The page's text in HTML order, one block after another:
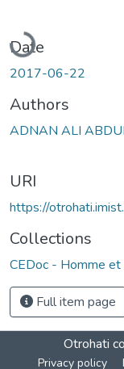
Loading...
Date
2017-06-22
Authors
ADNAN ALI
URI
https://
Collections
CEDoc - Homme
Full item page
Otrohati
Privacy policy